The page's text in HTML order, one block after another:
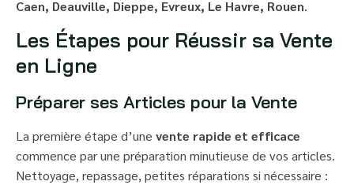
Caen, Deauville, Dieppe, Evreux, Le Havre, Rouen.
Les Étapes pour Réussir sa Vente
en Ligne
Préparer ses Articles pour la Vente
La première étape d’une vente rapide et efficace
commence par une préparation minutieuse de vos articles.
Nettoyage, repassage, petites réparations si nécessaire :